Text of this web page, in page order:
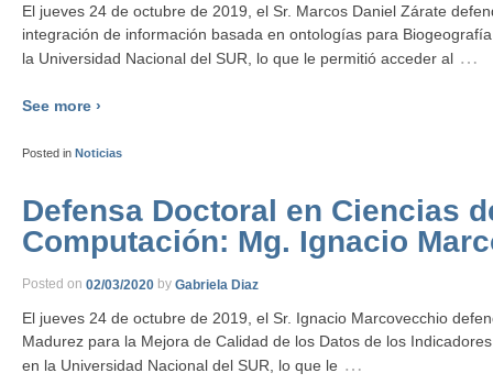
El jueves 24 de octubre de 2019, el Sr. Marcos Daniel Zárate
integración de información basada en ontologías para
la Universidad Nacional del SUR, lo que le permitió acceder al …
See more ›
Posted in Noticias
Defensa Doctoral en Ciencias
Computación: Mg. Ignacio
Posted on 02/03/2020 by Gabriela Diaz
El jueves 24 de octubre de 2019, el Sr. Ignacio Marcovecchio
Madurez para la Mejora de Calidad de los Datos de los
en la Universidad Nacional del SUR, lo que le …